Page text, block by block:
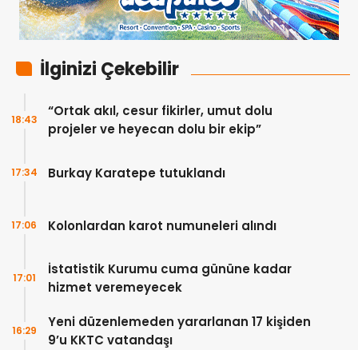
İlginizi Çekebilir
“Ortak akıl, cesur fikirler, umut dolu
projeler ve heyecan dolu bir ekip”
18:43
Burkay Karatepe tutuklandı
17:34
Kolonlardan karot numuneleri alındı
17:06
İstatistik Kurumu cuma gününe kadar
hizmet veremeyecek
17:01
Yeni düzenlemeden yararlanan 17 kişiden
9’u KKTC vatandaşı
16:29